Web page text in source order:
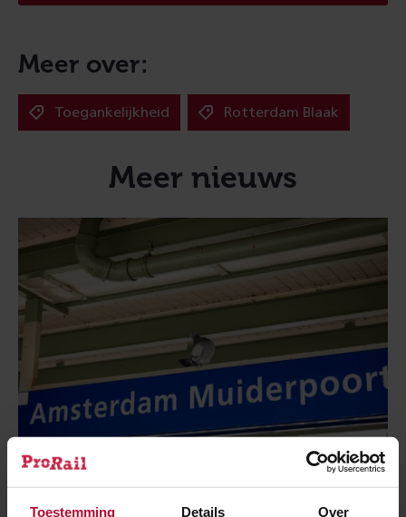
Toestemming Details Over
Meer over:
Toegankelijkheid Rotterdam Blaak
Meer nieuws